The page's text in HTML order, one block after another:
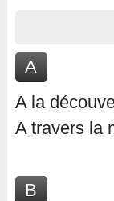
A
A la
A travers la
B